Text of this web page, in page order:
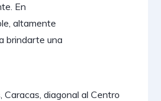
En
altamente
brindarte una
diagonal al Centro